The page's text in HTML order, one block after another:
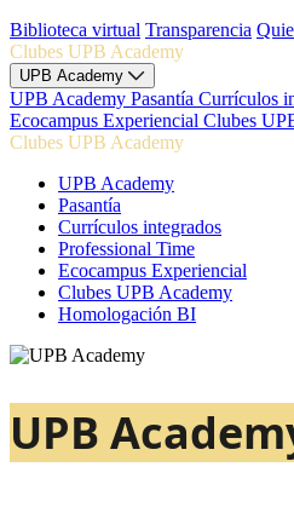
Biblioteca virtual Transparencia
Clubes UPB Academy
UPB Academy
UPB Academy Pasantía Currículos
Ecocampus Experiencial Clubes
Clubes UPB Academy
UPB Academy
Pasantía
Currículos integrados
Professional Time
Ecocampus Experiencial
Clubes UPB Academy
Homologación BI
UPB